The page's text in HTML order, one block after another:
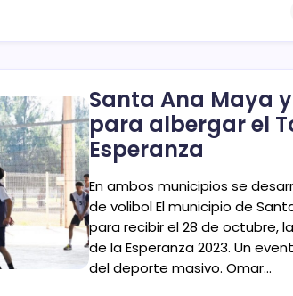
Santa Ana Maya
para albergar el
Esperanza
En ambos municipios se
de volibol El municipio de
para recibir el 28 de octubre,
de la Esperanza 2023. Un
del deporte masivo. Omar…